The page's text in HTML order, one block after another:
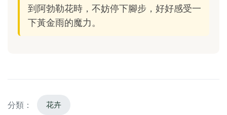
到阿勃勒花時，不妨停下腳步，好好感受一
下黃金雨的魔力。
分類： 花卉